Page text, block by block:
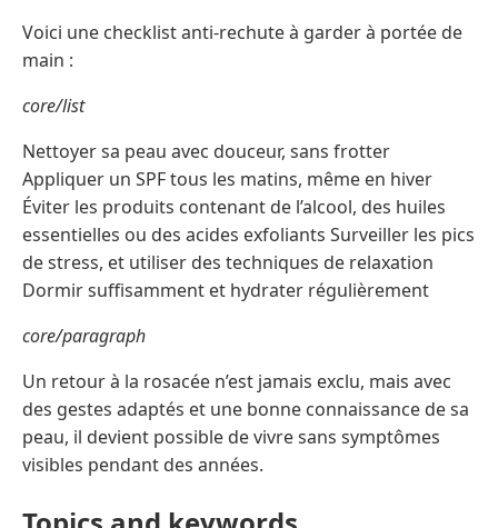
Voici une checklist anti-rechute à garder à portée de
main :
core/list
Nettoyer sa peau avec douceur, sans frotter
Appliquer un SPF tous les matins, même en hiver
Éviter les produits contenant de l’alcool, des huiles
essentielles ou des acides exfoliants Surveiller les pics
de stress, et utiliser des techniques de relaxation
Dormir suffisamment et hydrater régulièrement
core/paragraph
Un retour à la rosacée n’est jamais exclu, mais avec
des gestes adaptés et une bonne connaissance de sa
peau, il devient possible de vivre sans symptômes
visibles pendant des années.